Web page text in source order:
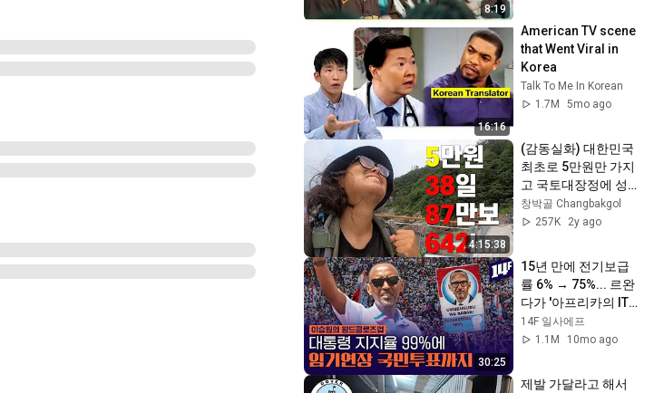
8:19
16:16
American TV scene
that Went Viral in
Korea
Talk To Me In Korean
1.7M
5mo ago
4:15:38
(감동실화) 대한민국
최초로 5만원만 가지
고 국토대장정에 성
공한 사람의 이야기
[모아보기]
창박골 Changbakgol
257K
2y ago
30:25
15년 만에 전기보급
률 6% → 75%... 르완
다가 '아프리카의 IT
허브'로 성장한 이유
/14F
14F 일사에프
1.1M
10mo ago
제발 가달라고 해서